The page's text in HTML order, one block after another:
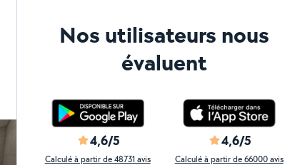
Nos utilisateurs nous
évaluent
4,6/5
Calculé à partir de 48731 avis
4,6/5
Calculé à partir de 66000 avis